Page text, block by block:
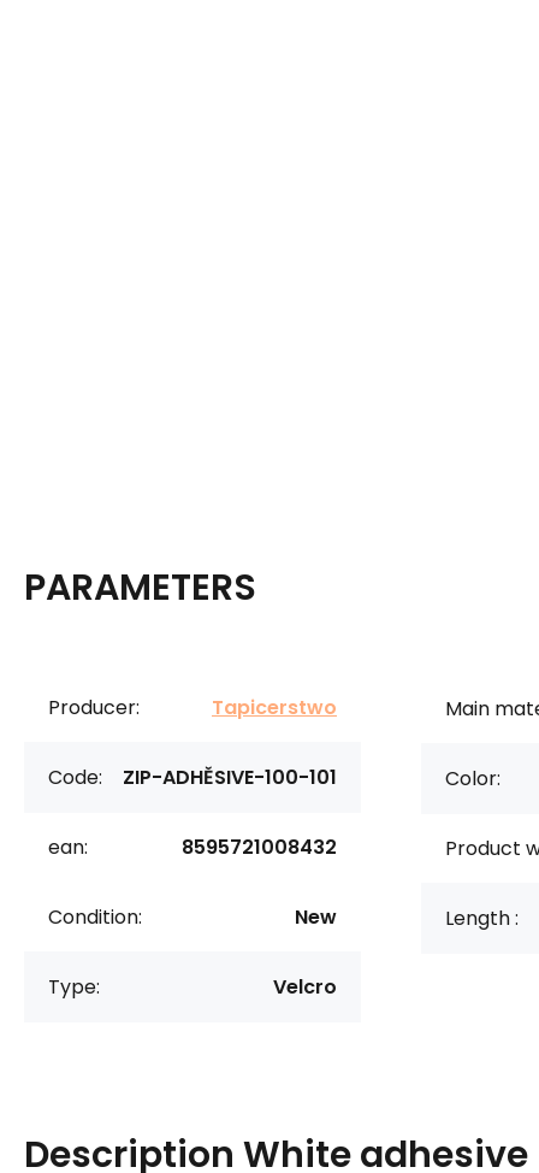
PARAMETERS
Producer: Tapicerstwo
Code: ZIP-ADHĚSIVE-100-101
ean: 8595721008432
Condition: New
Type: Velcro
Main
Color:
Product
Length :
Description White